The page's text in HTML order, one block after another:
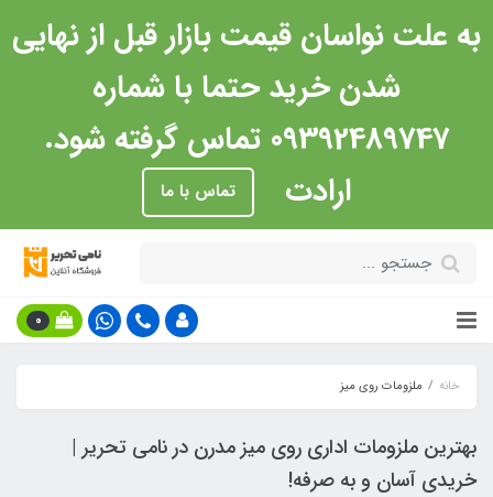
به علت نواسان قیمت بازار قبل از نهایی
شدن خرید حتما با شماره
09392489747 تماس گرفته شود.
ارادت
تماس با ما
0
خانه ملزومات روی میز
بهترین ملزومات اداری روی میز مدرن در نامی تحریر |
خریدی آسان و به صرفه!